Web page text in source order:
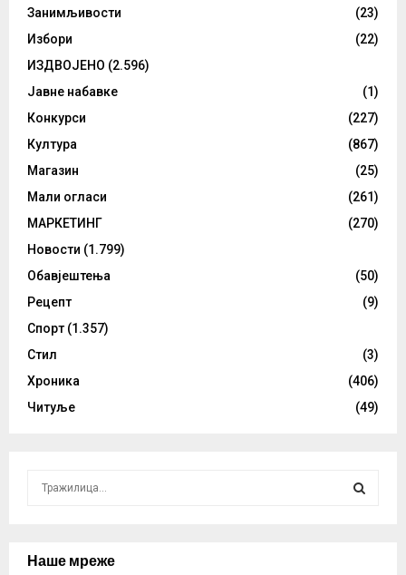
Занимљивости
(23)
Избори
(22)
ИЗДВОЈЕНО (2.596)
Јавне набавке
(1)
Конкурси
(227)
Култура
(867)
Магазин
(25)
Мали огласи
(261)
МАРКЕТИНГ
(270)
Новости (1.799)
Обавјештења
(50)
Рецепт
(9)
Спорт (1.357)
Стил
(3)
Хроника
(406)
Читуље
(49)
cНаше мреже